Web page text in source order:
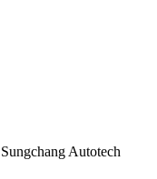
Sungchang Autotech